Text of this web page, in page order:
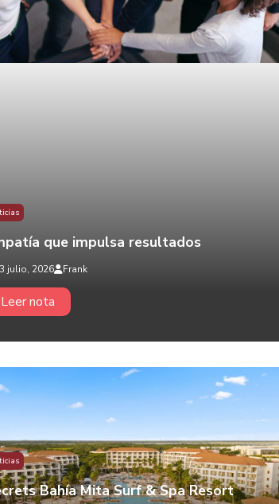
que impulsa resultados
julio, 2026 Frank
Leer nota
Bahía Mita Surf & Spa Resort